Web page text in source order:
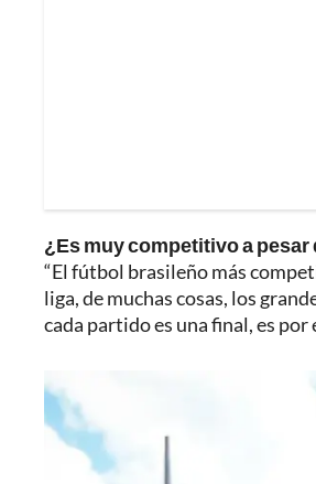
¿Es muy competitivo a
“El fútbol brasileño más
liga, de muchas cosas, los
cada partido es una final, es por